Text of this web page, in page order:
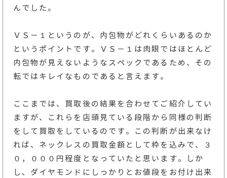
んでした。
ＶＳ－１というのが、内包物がどれくらいあるのか
というポイントです。ＶＳ－１は肉眼ではほとんど
内包物が見えないようなスペックであるため、その
転ではキレイなものであると言えます。
ここまでは、買取後の結果を合わせてご紹介してい
ますが、これらを店頭見ている段階から同様の判断
をして買取をしているのです。この判断が出来なけ
れば、ネックレスの買取金額として枠を込みで、３
０，０００円程度となっていたと思います。しか
し、ダイヤモンドにしっかりとお値段をお付け出来